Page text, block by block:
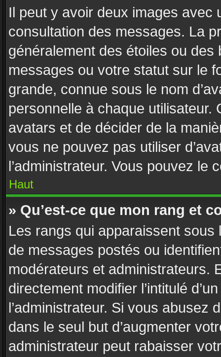
Il peut y avoir deux images avec
consultation des messages. La
généralement des étoiles ou
messages ou votre statut sur le
grande, connue sous le nom
personnelle à chaque utilisateur.
avatars et de décider de la
vous ne pouvez pas utiliser
l’administrateur. Vous pouvez le
Haut
» Qu’est-ce que mon rang et
Les rangs qui apparaissent sous
de messages postés ou
modérateurs et administrateurs.
directement modifier l’intitulé
l’administrateur. Si vous abusez
dans le seul but d’augmenter
administrateur peut rabaisser